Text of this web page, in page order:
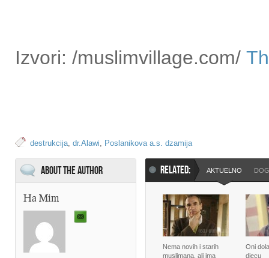
Izvori: /muslimvillage.com/
destrukcija, dr.Alawi, Poslanikova a.s. dzamija
About the Author
Ha Mim
RELATED: AKTUELNO
Nema novih i starih
muslimana, ali ima
Oni
djecu